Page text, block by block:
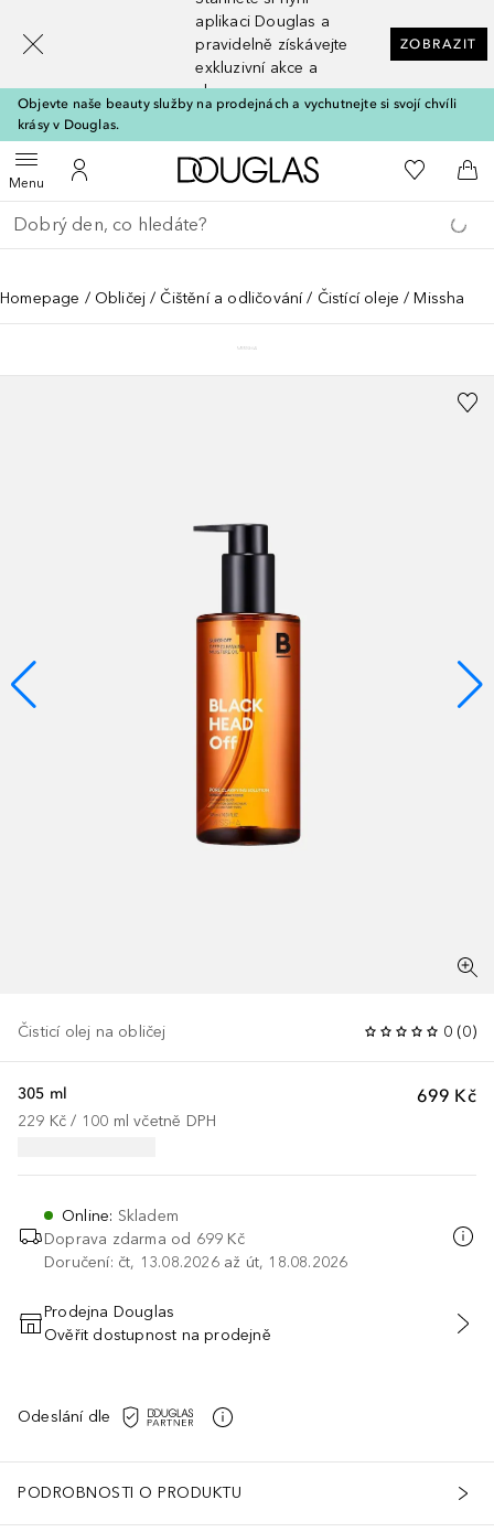
aplikaci Douglas a
pravidelně získávejte
exkluzivní akce a
slevy
ZOBRAZIT
Objevte naše beauty služby na prodejnách a vychutnejte si svojí chvíli
krásy v Douglas.
MenuOtevřít menuK mému účtu
Domů K mému
Do
Vraťte se
Proveďte vyhledávání
Homepage Obličej Čištění a odličování Čistící oleje Missha
Čisticí olej na obličej 0 (0)
699 Kč
305 ml
229 Kč / 100 ml včetně DPH
Online: Skladem
Doprava zdarma od 699 Kč
Doručení: čt, 13.08.2026 až út, 18.08.2026
PŘIDAT DO KOŠÍKU
Prodejna Douglas
Ověřit dostupnost na prodejně
Odeslání dle
PODROBNOSTI O PRODUKTU
[navigation.slideout.screenreader]